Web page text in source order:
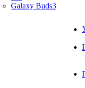
Galaxy Buds3